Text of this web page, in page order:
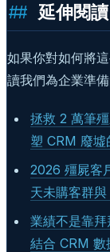
延伸閱讀
如果你對如何將
讀我們為企業準
拯救 2 萬筆
塑 CRM 廢
2026 殭屍客
天未購客群
業績不是靠
結合 CRM